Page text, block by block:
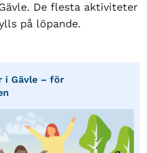
De flesta aktiviteter
på löpande.
i Gävle – för